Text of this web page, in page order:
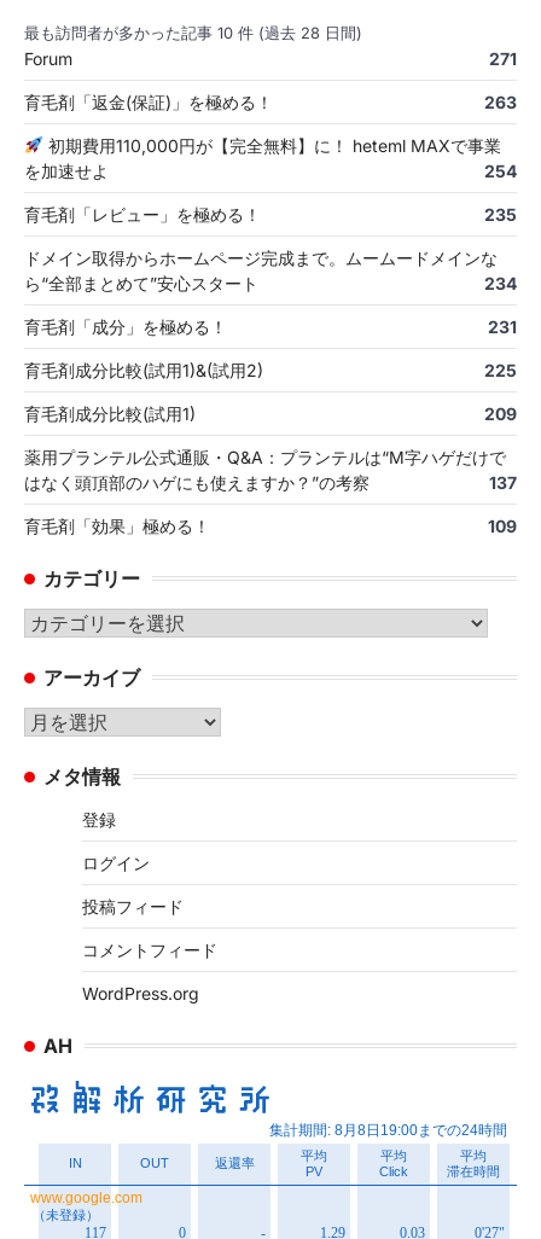
最も訪問者が多かった記事 10 件 (過去 28 日間)
Forum 271
育毛剤「返金(保証)」を極める！ 263
初期費用110,000円が【完全無料】に！ heteml MAXで事業
を加速せよ
254
育毛剤「レビュー」を極める！ 235
ドメイン取得からホームページ完成まで。ムームードメインな
ら“全部まとめて”安心スタート
234
育毛剤「成分」を極める！ 231
育毛剤成分比較(試用1)&(試用2) 225
育毛剤成分比較(試用1) 209
薬用プランテル公式通販・Q&A：プランテルは“M字ハゲだけで
はなく頭頂部のハゲにも使えますか？”の考察
137
育毛剤「効果」極める！ 109
カテゴリー
カ
ゴ
リ
ー
アーカイブ
ア
カ メタ情報
登録
ログイン
投稿フィード
コメントフィード
WordPress.org
AH